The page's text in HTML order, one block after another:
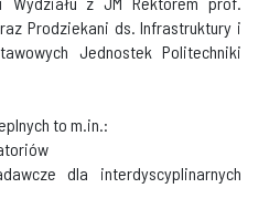
Prodziekani ds. Infrastruktury i
Jednostek Politechniki
to m.in.:
dla interdyscyplinarnych